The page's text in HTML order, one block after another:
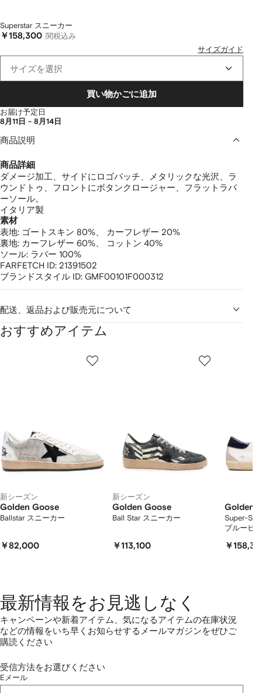
Superstar スニーカー
￥158,300 関税込み
サイズガイド
サイズを選択
買い物かごに追加
お届け予定日
8月11日 - 8月14日
商品説明
商品詳細
ダメージ加工、サイドにロゴパッチ、メタリックな光沢、ラ
ウンドトゥ、フロントにボタンクロージャー、フラットラバ
ーソール。
イタリア製
素材
表地: ゴートスキン 80%、
カーフレザー 20%
裏地: カーフレザー 60%、
コットン 40%
ソール: ラバー 100%
FARFETCH ID: 21391502
ブランドスタイル ID: GMF00101F000312
配送、返品および販売元について
おすすめアイテム
新シーズン
Golden Goose
Ballstar スニーカー
￥82,000
新シーズン
Golden Goose
Ball Star スニーカー
￥113,100
Golden
Super-
ブルーヒ
￥
最新情報をお見逃しなく
キャンペーンや新着アイテム、気になるアイテムの在庫状況
などの情報をいち早くお知らせするメールマガジンをぜひご
購読ください
受信方法をお選びください
Eメール